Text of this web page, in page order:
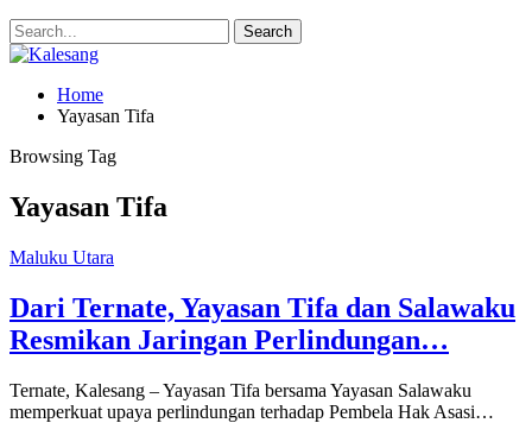
Home
Yayasan Tifa
Browsing Tag
Yayasan Tifa
Maluku Utara
Dari Ternate, Yayasan Tifa dan Salawaku
Resmikan Jaringan Perlindungan…
Ternate, Kalesang – Yayasan Tifa bersama Yayasan Salawaku
memperkuat upaya perlindungan terhadap Pembela Hak Asasi…